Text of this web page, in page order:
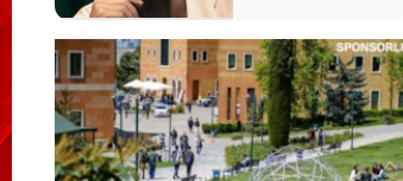
bırakmadı,
rotasını müziğe
de çevirdi